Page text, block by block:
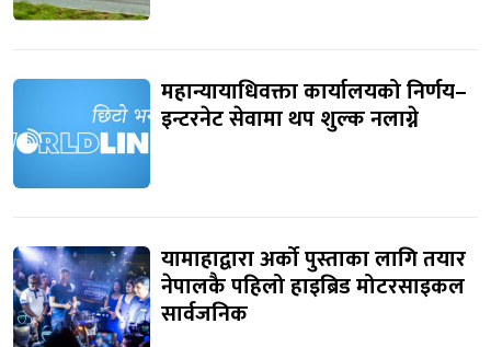
महान्यायाधिवक्ता कार्यालयको निर्णय–
इन्टरनेट सेवामा थप शुल्क नलाग्ने
यामाहाद्वारा अर्को पुस्ताका लागि तयार
नेपालकै पहिलो हाइब्रिड मोटरसाइकल
सार्वजनिक